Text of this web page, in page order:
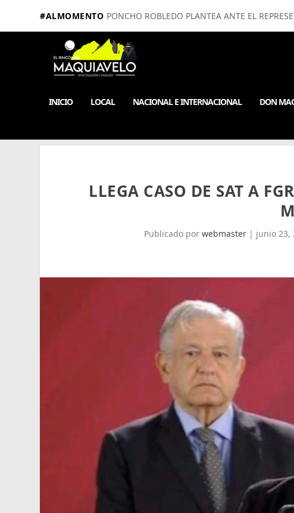
#ALMOMENTO PONCHO ROBLEDO PLANTEA ANTE EL
INICIO LOCAL NACIONAL E INTERNACIONAL DON
LLEGA CASO DE SAT A
Publicado porwebmaster | junio 23,